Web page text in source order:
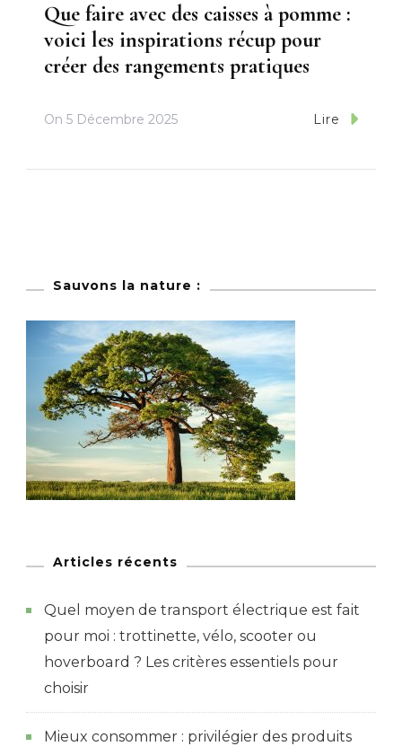
Que faire avec des caisses à pomme :
voici les inspirations récup pour
créer des rangements pratiques
On 5 Décembre 2025 Lire
Sauvons la nature :
Articles récents
Quel moyen de transport électrique est fait
pour moi : trottinette, vélo, scooter ou
hoverboard ? Les critères essentiels pour
choisir
Mieux consommer : privilégier des produits